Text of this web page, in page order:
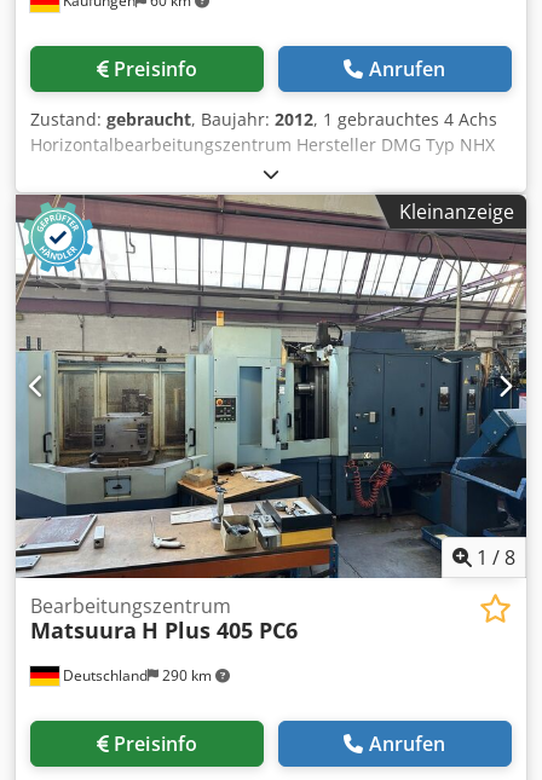
Sonderkabine mit Ölnebelabsauganlage Kühlmitteltank
3.300 Liter, Pumpendruck 4 bar/ 50 bar (Q1/Q2)
Ersatzteil: Ungebrauchte Kugelrollspindel Anmerkung: Die
Maschine wird ohne Werkzeughalter, Werkzeuge und
Preisinfo Anrufen
Zustand: gebraucht, Baujahr: 2012, 1 gebrauchtes 4 Achs
Horizontalbearbeitungszentrum Hersteller DMG Typ NHX
4000 Baujahr 2012 Steuerung: Siemens 840D SL Operate
Technische Details: x-Weg: 560 mm y-Weg: 560 mm z-Weg:
660 mm Drehzahl: 20 - 12000 1/min Spindelmotor: 25/ 35
kW Drehmoment an der Spindel: 86 / 130
Werkzeugaufnahme: SK 40 Werkzeugmagazinplätze: 40
Werkzeugdurchmesser max.: 70 mm
Werkzeugdurchmesser bei freien Nebenplätzen: 170 mm
Werkzeuglänge - max.: 450 mm Werkzeuggewicht max.: 12
kg Palettengröße: 400 x 400 mm Anzahl der Paletten 2
Werkstückdurchmesser - max.: 630 mm Werkstückhöhe -
max.: 900 mm Tischbelastung: 400 kg Eilgänge x/y/z: 60
m/min Vorschübe x/y/z: 60 m/min innere Kühlmittelzufuhr:
70 bar Crodjzq R Tmjpfx Aizef Maschinengewicht ca.: 8,5 t
Maße über alles: 3200 x 4800 x 2900 mm Ausstattung
Produktionspaket mit IKZ 40 bar
Kleinanzeige
1 /8
Deutschland 290 km
Bearbeitungszentrum
Matsuura H Plus 405 PC6
Preisinfo Anrufen